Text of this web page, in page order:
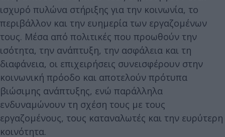
ισχυρό πυλώνα στήριξης για την κοινωνία, το
περιβάλλον και την ευημερία των εργαζομένων
τους. Μέσα από πολιτικές που προωθούν την
ισότητα, την ανάπτυξη, την ασφάλεια και τη
διαφάνεια, οι επιχειρήσεις συνεισφέρουν στην
κοινωνική πρόοδο και αποτελούν πρότυπα
βιώσιμης ανάπτυξης, ενώ παράλληλα
ενδυναμώνουν τη σχέση τους με τους
εργαζομένους, τους καταναλωτές και την ευρύτερη
κοινότητα.